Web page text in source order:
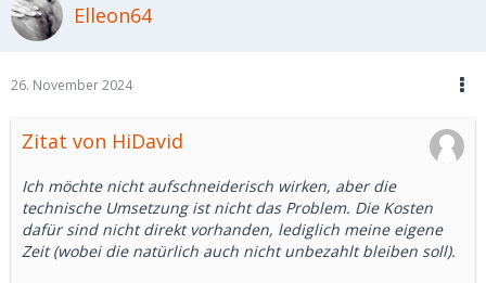
Elleon64
26. November 2024
Zitat von HiDavid
Ich möchte nicht aufschneiderisch wirken, aber die
technische Umsetzung ist nicht das Problem. Die Kosten
dafür sind nicht direkt vorhanden, lediglich meine eigene
Zeit (wobei die natürlich auch nicht unbezahlt bleiben soll).